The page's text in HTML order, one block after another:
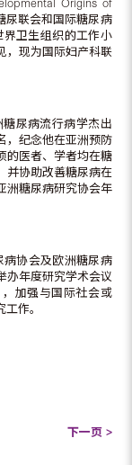
Origins of
尿联会和国际糖尿病
界卫生组织的工作小
，现为国际妇产科联
尿病流行病学杰出
，纪念他在亚洲预防
的医者、学者均在糖
并协助改善糖尿病在
洲糖尿病研究协会年
协会及欧洲糖尿病
办年度研究学术会议
加强与国际社会或
作。
下一页 >